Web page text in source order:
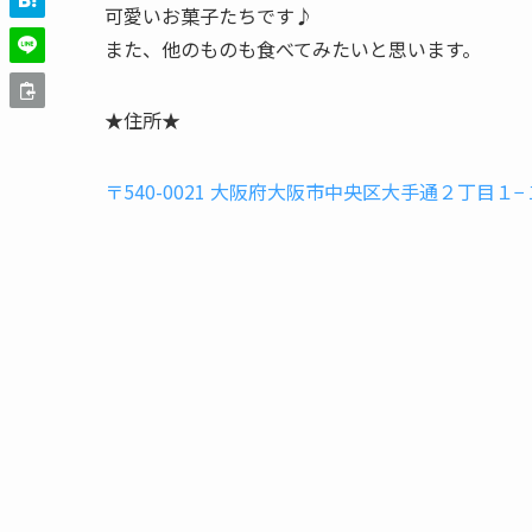
可愛いお菓子たちです♪
また、他のものも食べてみたいと思います。
★住所★
〒540-0021 大阪府大阪市中央区大手通２丁目１−